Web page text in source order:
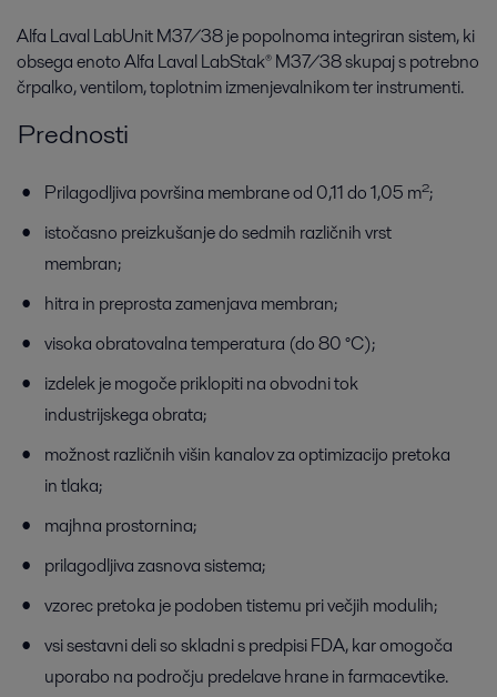
Alfa Laval LabUnit M37/38 je popolnoma integriran sistem, ki
obsega enoto Alfa Laval LabStak® M37/38 skupaj s potrebno
črpalko, ventilom, toplotnim izmenjevalnikom ter instrumenti.
Prednosti
Prilagodljiva površina membrane od 0,11 do 1,05 m²;
istočasno preizkušanje do sedmih različnih vrst
membran;
hitra in preprosta zamenjava membran;
visoka obratovalna temperatura (do 80 °C);
izdelek je mogoče priklopiti na obvodni tok
industrijskega obrata;
možnost različnih višin kanalov za optimizacijo pretoka
in tlaka;
majhna prostornina;
prilagodljiva zasnova sistema;
vzorec pretoka je podoben tistemu pri večjih modulih;
vsi sestavni deli so skladni s predpisi FDA, kar omogoča
uporabo na področju predelave hrane in farmacevtike.